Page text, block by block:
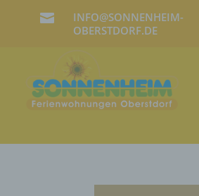

INFO@SONNENHEIM-
OBERSTDORF.DE